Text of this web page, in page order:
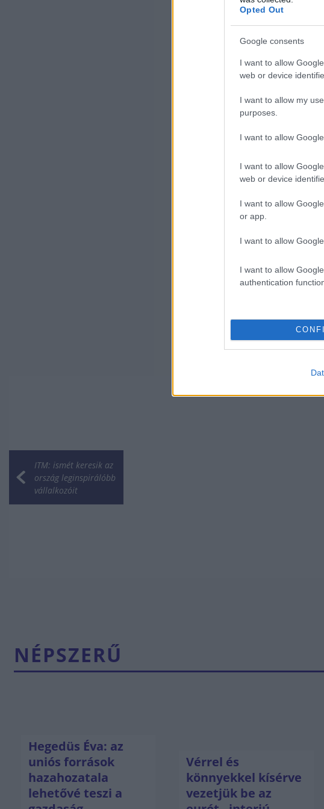
Opted Out
Google consents
I want to allow
web or device
I want to allow my
purposes.
I want to allow
I want to allow
web or device
I want to allow
or app.
I want to allow
I want to allow
authentication
ITM: ismét keresik az
ország leginspirálóbb
vállalkozóit
NÉPSZERŰ
Hegedüs Éva: az
uniós források
hazahozatala
lehetővé teszi a
Vérrel és
könnyekkel kísérve
vezetjük be az